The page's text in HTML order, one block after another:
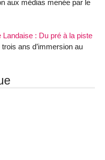
aux médias menée par le
: Du pré à la piste
ans d’immersion au